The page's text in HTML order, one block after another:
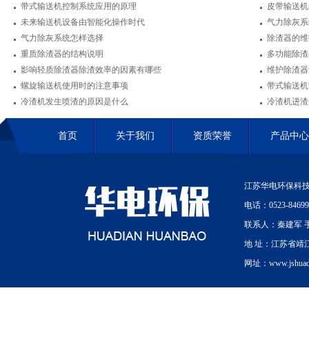
带式输送机控制系统应用的原理
皮带输送
未来输送机设备由智能化操作时代
气力除灰
气力除灰系统怎样选择
除渣器的
重质除渣器的结构说明
多功能除
影响轻质除渣器除渣效率的因素有哪些
维护除渣
螺旋输送机使用时的注意事项
带式输送
冷渣机发生喷渣的原因是什么
冷渣机进
首页 关于我们 资质荣誉 产品中心
江苏华电环保科
电话：0523-
联系人：秦建军
地 址：江苏省靖
网址：